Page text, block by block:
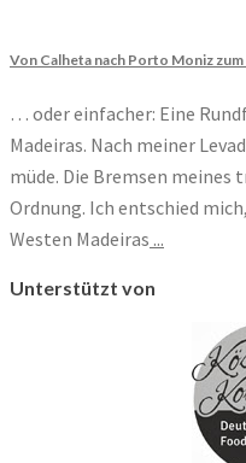
Von Calheta nach Porto Moniz
… oder einfacher: Eine
Madeiras. Nach meiner
müde. Die Bremsen meines
Ordnung. Ich entschied
Westen Madeiras ...
Unterstützt von